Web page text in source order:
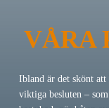
VÅRA
Ibland är det skönt att
viktiga besluten –